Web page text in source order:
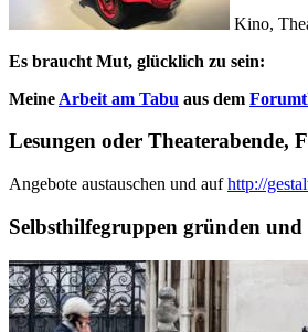
Kino,
Es braucht Mut, glücklich zu sein:
Meine Arbeit am Tabu aus dem
Lesungen oder Theaterabende,
Angebote austauschen und aufhttp://
Selbsthilfegruppen gründen und